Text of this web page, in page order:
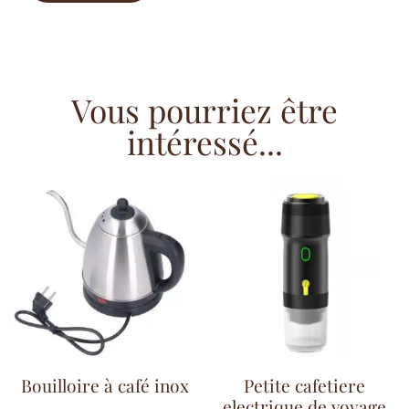
Vous pourriez être
intéressé...
Bouilloire à café inox
Petite cafetiere